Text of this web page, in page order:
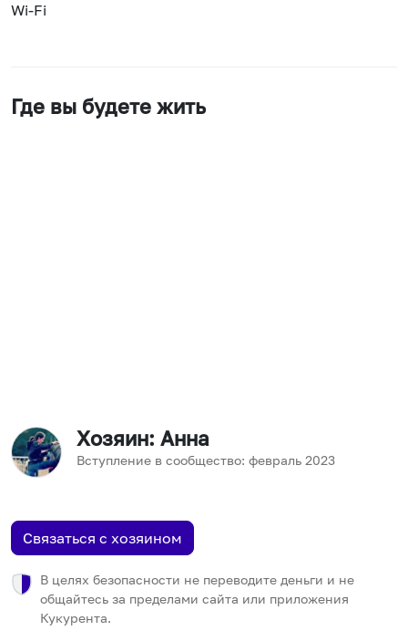
Wi-Fi
Где вы будете жить
Хозяин: Анна
Вступление в сообщество: февраль 2023
Связаться с хозяином
В целях безопасности не переводите деньги и не
общайтесь за пределами сайта или приложения
Кукурента.